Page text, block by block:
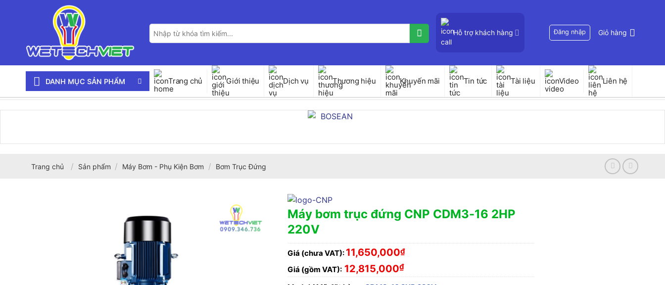
Tìm
kiếm:
Hỗ trợ khách hàng Đăng nhập Giỏ hàng
DANH MỤC SẢN PHẨM Trang chủ Giới thiệu Dịch vụ Thương hiệu Khuyến mãi Tin tức Tài liệu Video Liên hệ
Trang chủ / Sản phẩm / Máy Bơm - Phụ Kiện Bơm / Bơm Trục Đứng
Máy bơm trục đứng CNP CDM3-16 2HP
220V
Giá (chưa VAT): 11,650,000₫
Giá (gồm VAT): 12,815,000₫